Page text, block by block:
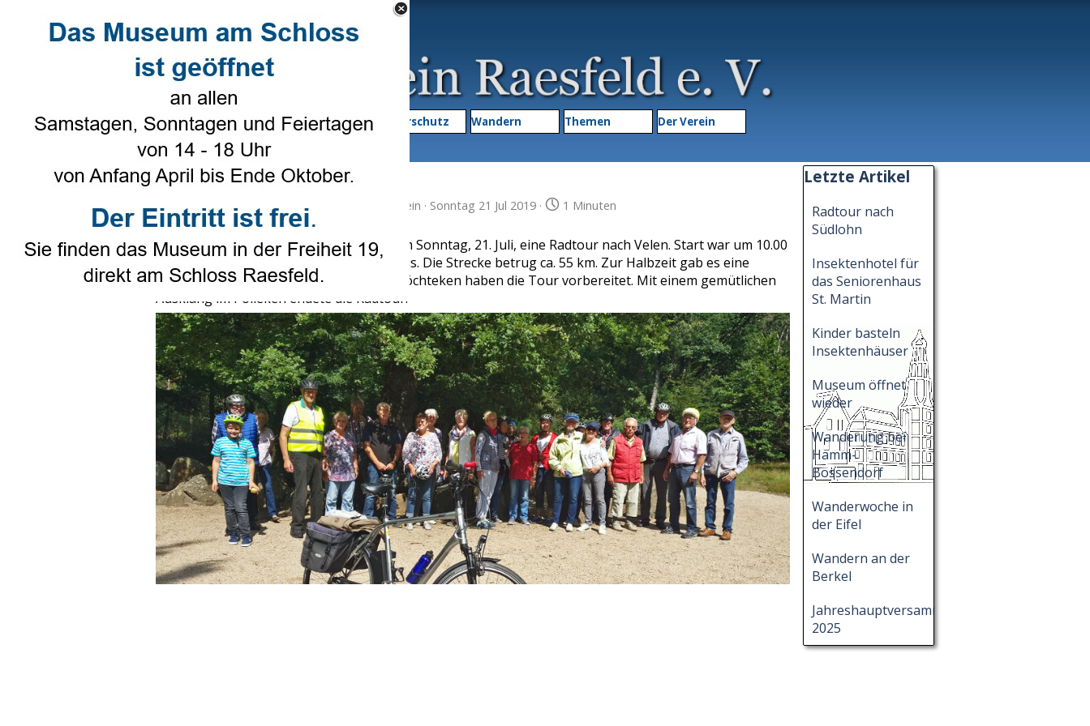
Select Language ▼
Menü überspringen
Heimatverein ▼Genealogie ▼ Naturschutz Wandern Themen ▼
Der Verein
Radtour nach Velen
Veröffentlicht von Ruth Beering Heimatverein · Sonntag 21 Jul 2019 ·
1 Minuten
Tags:Radtour
Der Heimatverein Raesfeld unternahm am Sonntag, 21. Juli, eine Radtour nach Velen. Start war um 10.00
Uhr auf dem Parkplatz hinter dem Rathaus. Die Strecke betrug ca. 55 km. Zur Halbzeit gab es eine
Einkehr in Velen. Thomas und Klärchen Löchteken haben die Tour vorbereitet. Mit einem gemütlichen
Ausklang im Pölleken endete die Radtour.
Block überspringen Letzte Artikel
Letzte Artikel
Radtour nach
Südlohn
Insektenhotel für
das Seniorenhaus
St. Martin
Kinder basteln
Insektenhäuser
Museum öffnet
wieder
Wanderung bei
Hamm-
Bossendorf
Wanderwoche in
der Eifel
Wandern an der
Berkel
Jahreshauptversammlung
2025